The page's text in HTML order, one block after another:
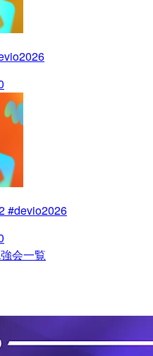
#devio2026
会一覧